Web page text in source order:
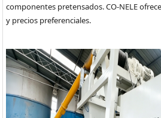
componentes pretensados. CO-NELE
y precios preferenciales.